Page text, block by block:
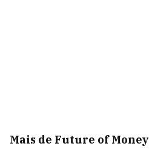
Mais de Future of Money